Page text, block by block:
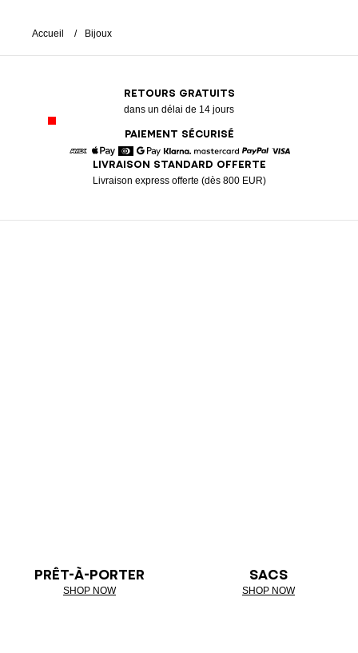
Accueil Bijoux
RETOURS GRATUITS
dans un délai de 14 jours
PAIEMENT SÉCURISÉ
American Express
Apple Pay
DinersGoogle Pay
Klarna MastercardPaypal
LIVRAISON STANDARD OFFERTE
Livraison express offerte (dès 800 EUR)
PRÊT-À-PORTER
SHOP NOW
SACS
SHOP NOW